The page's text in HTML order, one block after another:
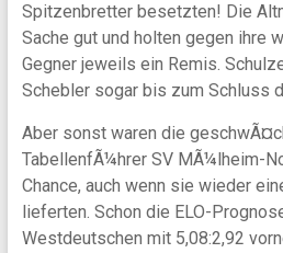
Spitzenbretter besetzten! Die
Sache gut und holten gegen ihre
Gegner jeweils ein Remis.
Schebler sogar bis zum Schluss
Aber sonst waren die
TabellenfÃ¼hrer SV MÃ¼lheim-
Chance, auch wenn sie wieder
lieferten. Schon die ELO-
Westdeutschen mit 5,08:2,92